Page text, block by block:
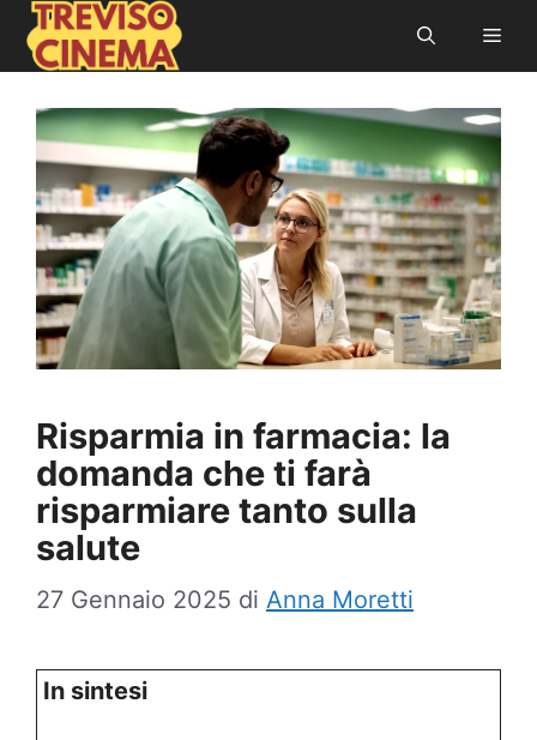
Vai
contenuto
Risparmia in farmacia: la
domanda che ti farà
risparmiare tanto sulla
salute
27 Gennaio 2025 di Anna Moretti
In sintesi